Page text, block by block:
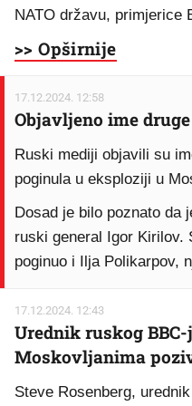
NATO državu, primjerice
>> Opširnije
17.12.2024. 12:58
Objavljeno ime
Ruski mediji objavili su
poginula u eksploziji u
Dosad je bilo poznato da
ruski general Igor Kirilov.
poginuo i Ilja Polikarpov,
17.12.2024. 12:43
Urednik ruskog BBC-
Moskovljanima
Steve Rosenberg,